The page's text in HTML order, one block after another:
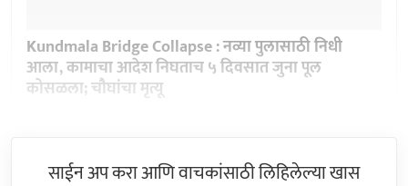
Kundmala Bridge Collapse : नव्या पुलासाठी निधी
आला, कामाचा आदेश निघताच ५ दिवसात जुना पूल
कोसळला; चौघांचा मृत्यू
साईन अप करा आणि वाचकांसाठी लिहिलेल्या खास